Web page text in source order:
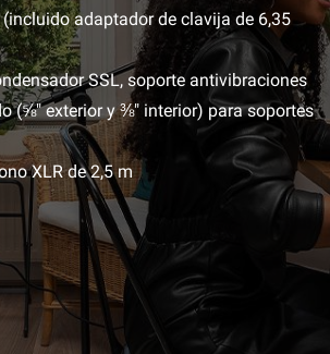
adaptador de clavija de 6,35
SSL, soporte antivibraciones
(⅝" exterior y ⅜" interior) para soportes
XLR de 2,5 m